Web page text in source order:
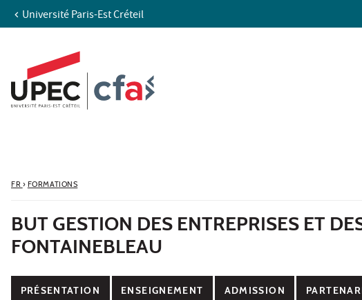
Aller au contenu
Accès directs
Recherche
Université Paris-Est Créteil
FR › FORMATIONS
BUT GESTION DES ENTREPRISES ET
FONTAINEBLEAU
PRÉSENTATION ENSEIGNEMENT ADMISSION